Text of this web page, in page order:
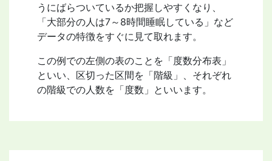
うにばらついているか把握しやすくなり、
「大部分の人は7～8時間睡眠している」など
データの特徴をすぐに見て取れます。
この例での左側の表のことを「度数分布表」
といい、区切った区間を「階級」、それぞれ
の階級での人数を「度数」といいます。